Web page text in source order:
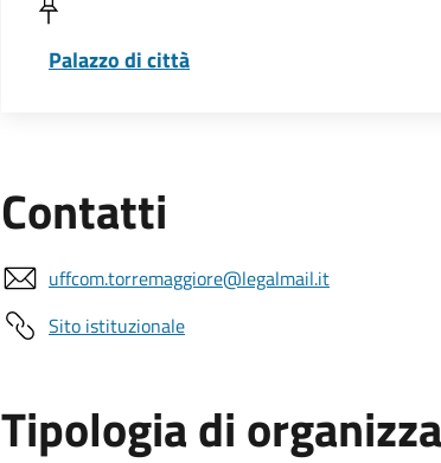
Palazzo di città
Contatti
uffcom.torremaggiore@legalmail.it
Sito istituzionale
Tipologia di